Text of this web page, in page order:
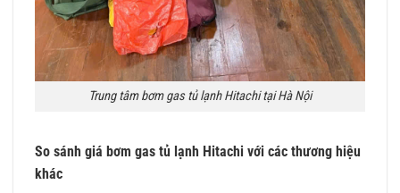
Trung tâm bơm gas tủ lạnh Hitachi tại Hà Nội
So sánh giá bơm gas tủ lạnh Hitachi với các thương hiệu
khác